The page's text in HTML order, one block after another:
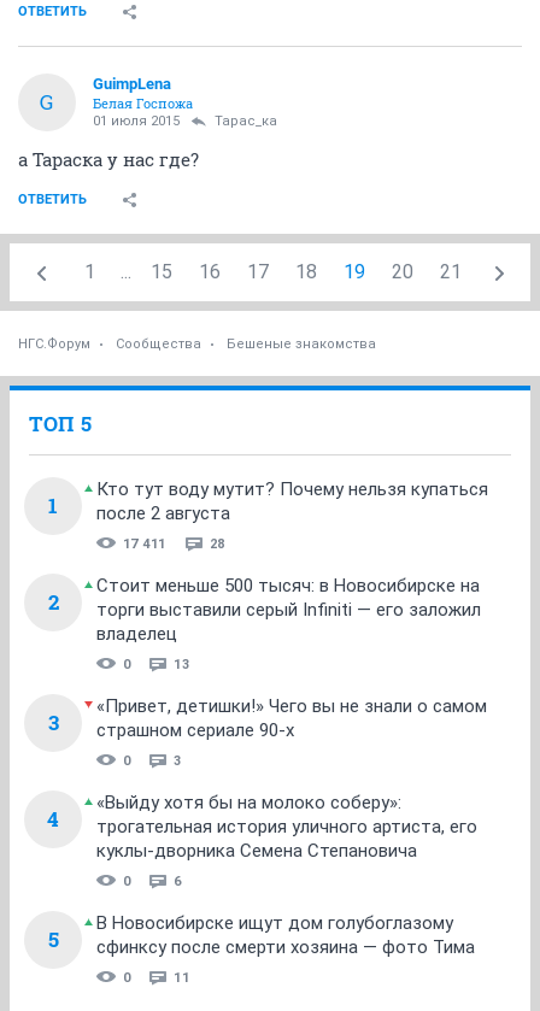
ОТВЕТИТЬ
G
GuimpLena
Белая Госпожа
01 июля 2015 Тарас_ка
а Тараска у нас где?
ОТВЕТИТЬ
1 ... 15 16 17 18 19 20 21
НГС.Форум Сообщества Бешеные знакомства
ТОП 5
1
Кто тут воду мутит? Почему нельзя купаться
после 2 августа
17 411 28
2
Стоит меньше 500 тысяч: в Новосибирске на
торги выставили серый Infiniti — его заложил
владелец
0 13
3
«Привет, детишки!» Чего вы не знали о самом
страшном сериале 90-х
0 3
4
«Выйду хотя бы на молоко соберу»:
трогательная история уличного артиста, его
куклы-дворника Семена Степановича
0 6
5
В Новосибирске ищут дом голубоглазому
сфинксу после смерти хозяина — фото Тима
0 11